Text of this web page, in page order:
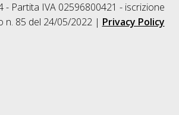
- Partita IVA 02596800421 - iscrizione
n. 85 del 24/05/2022 | Privacy Policy